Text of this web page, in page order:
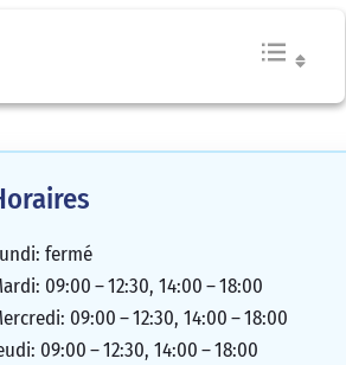
fermé
09:00 – 12:30, 14:00 – 18:00
09:00 – 12:30, 14:00 – 18:00
09:00 – 12:30, 14:00 – 18:00